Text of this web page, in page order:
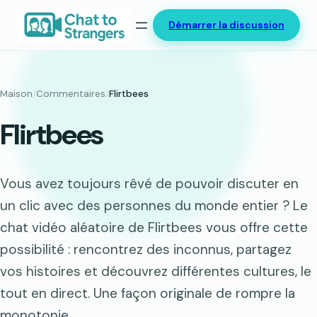
Démarrer la discussion
Maison/Commentaires/Flirtbees
Flirtbees
Vous avez toujours rêvé de pouvoir discuter en
un clic avec des personnes du monde entier ? Le
chat vidéo aléatoire de Flirtbees vous offre cette
possibilité : rencontrez des inconnus, partagez
vos histoires et découvrez différentes cultures, le
tout en direct. Une façon originale de rompre la